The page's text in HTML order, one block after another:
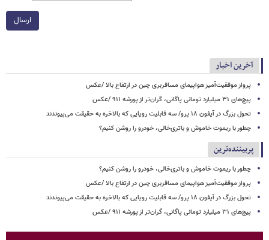
ارسال
آخرین اخبار
پرواز موفقیت‌آمیز هواپیمای مسافربری چین در ارتفاع بالا /عکس
پیچ‌های ۳۱ میلیارد تومانی پاگانی، گران‌تر از پورشه ۹۱۱ /عکس
تحول بزرگ در آیفون ۱۸ پرو/ سه قابلیت رویایی که بالاخره به حقیقت می‌پیوندند
چطور با ریموت خاموش و باتری‌خالی، خودرو را روشن کنیم؟
پربیننده‌ترین
چطور با ریموت خاموش و باتری‌خالی، خودرو را روشن کنیم؟
پرواز موفقیت‌آمیز هواپیمای مسافربری چین در ارتفاع بالا /عکس
تحول بزرگ در آیفون ۱۸ پرو/ سه قابلیت رویایی که بالاخره به حقیقت می‌پیوندند
پیچ‌های ۳۱ میلیارد تومانی پاگانی، گران‌تر از پورشه ۹۱۱ /عکس